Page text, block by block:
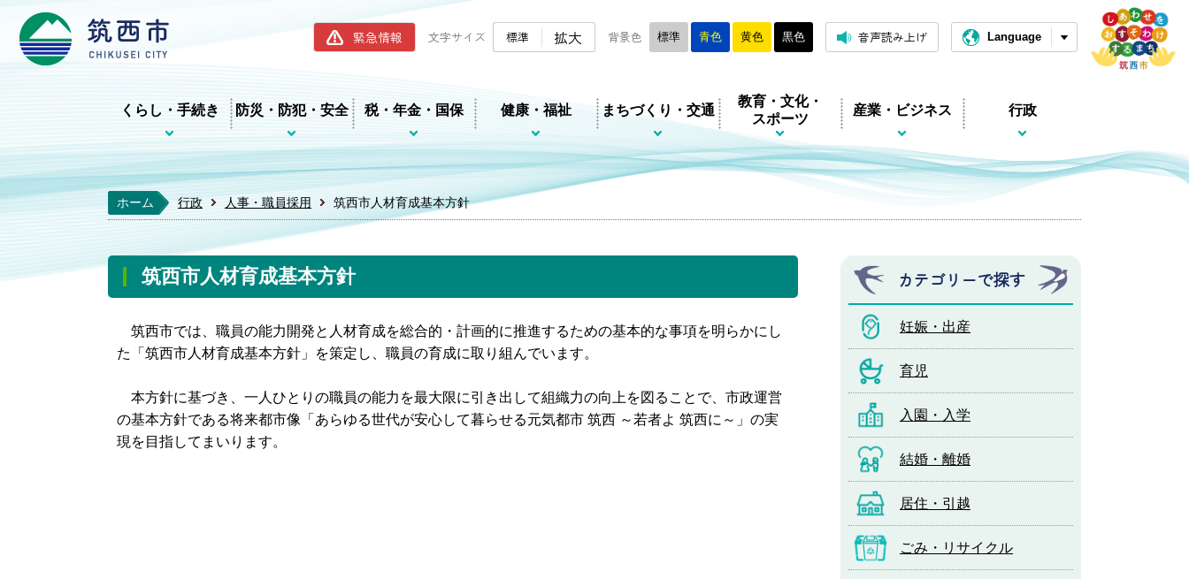
筑西市ホームページ
緊急情報 文字サイズ 標準 拡大 背景色 標準 青色 黄色 黒色 音声読み上げ Language
くらし・手続き 防災・防犯・安全 税・年金・国保 健康・福祉 まちづくり・交通
教育・文化・
スポーツ
産業・ビジネス 行政
ホーム 行政 人事・職員採用 筑西市人材育成基本方針
筑西市人材育成基本方針
筑西市では、職員の能力開発と人材育成を総合的・計画的に推進するための基本的な事項を明らかにし
た「筑西市人材育成基本方針」を策定し、職員の育成に取り組んでいます。
本方針に基づき、一人ひとりの職員の能力を最大限に引き出して組織力の向上を図ることで、市政運営
の基本方針である将来都市像「あらゆる世代が安心して暮らせる元気都市 筑西 ～若者よ 筑西に～」の実
現を目指してまいります。
カテゴリーで探す
妊娠・出産
育児
入園・入学
結婚・離婚
居住・引越
ごみ・リサイクル